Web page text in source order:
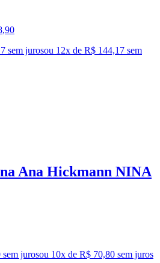
,90
sem jurosou 12x de R$ 144,17 sem
Ana Hickmann NINA
jurosou 10x de R$ 70,80 sem juros